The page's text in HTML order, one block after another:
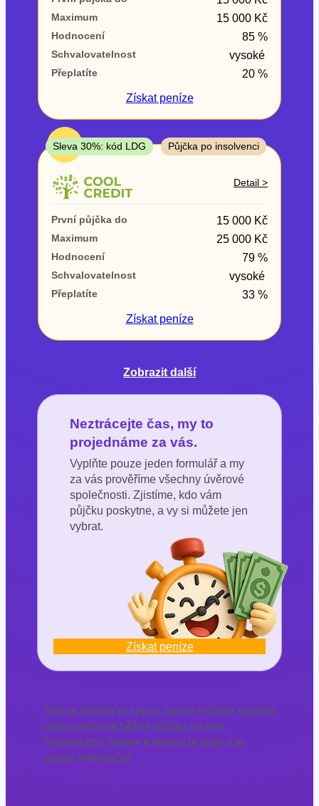
Po insolvenci
ano
V hotovosti
ano
ne
Maximum 15 000 Kč
Hodnocení 85 %
Schvalovatelnost vysoké
Přeplatíte
20 %
Získatpeníze
TOP
Sleva 30%: kód LDG Půjčka po insolvenci
Detail >
První půjčka do 15 000 Kč
Maximum 25 000 Kč
Hodnocení 79 %
Schvalovatelnost vysoké
Přeplatíte
33 %
Získatpeníze
Zobrazit další
Neztrácejte čas, my to
projednáme za vás.
Vyplňte pouze jeden formulář a my
za vás prověříme všechny úvěrové
společnosti. Zjistíme, kdo vám
půjčku poskytne, a vy si můžete jen
vybrat.
Získat peníze
Toto je komerční sekce, kde si můžete sjednat
nebo porovnat běžné půjčky na trhu.
Samostatný článek k tématu je dole a je
pouze informační.